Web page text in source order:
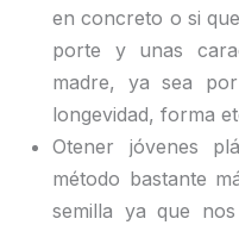
en concreto o si
porte y unas
madre, ya sea
longevidad, forma
Otener jóvenes
método bastante
semilla ya que